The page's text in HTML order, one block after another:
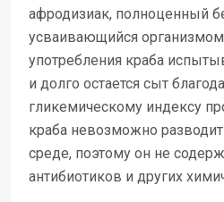
афродизиак, полноценный
усваивающийся
употребления краба
и долго остается сыт
гликемическому индексу
краба невозможно
среде, поэтому он не
антибиотиков и других